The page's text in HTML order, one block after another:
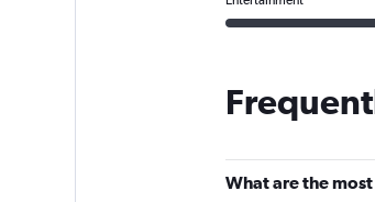
What are the